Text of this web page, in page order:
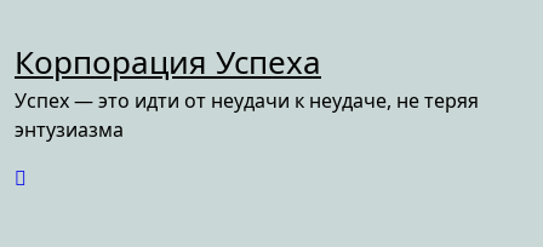
содержимому
Корпорация Успеха
Успех — это идти от неудачи к неудаче, не теряя
энтузиазма